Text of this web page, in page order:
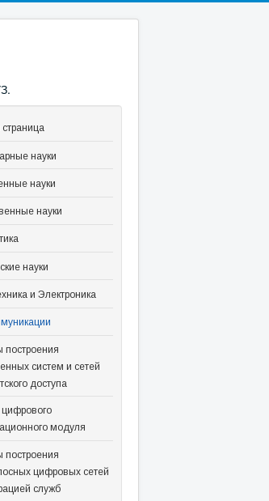
страница
науки
науки
науки
науки
и Электроника
построения
систем и сетей
доступа
модуля
построения
цифровых сетей
служб